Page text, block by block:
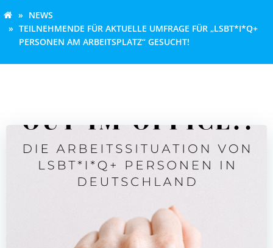
NEWS
TEILNEHMENDE FÜR AKTUELLE UMFRAGE FÜR „LSBT*I*Q+
PERSONEN AM ARBEITSPLATZ“ GESUCHT!